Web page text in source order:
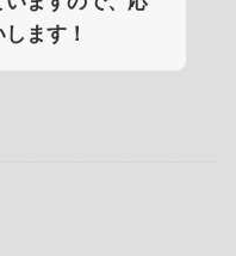
ます！